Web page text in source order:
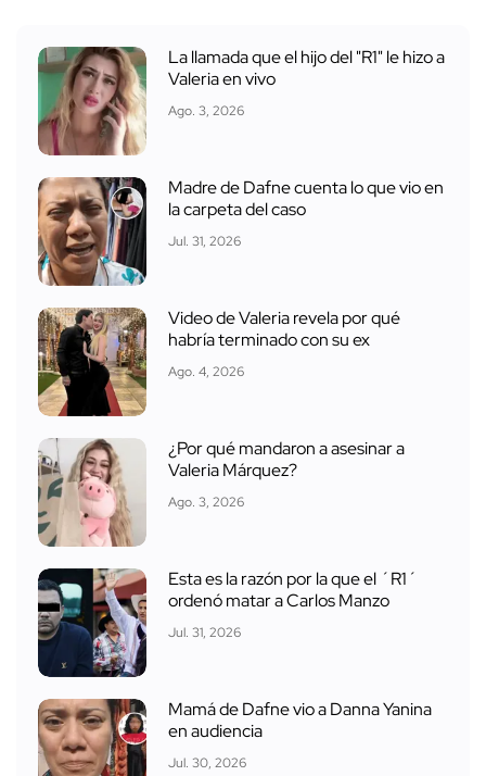
La llamada que el hijo del "R1" le hizo a
Valeria en vivo
Ago. 3, 2026
Madre de Dafne cuenta lo que vio en
la carpeta del caso
Jul. 31, 2026
Video de Valeria revela por qué
habría terminado con su ex
Ago. 4, 2026
¿Por qué mandaron a asesinar a
Valeria Márquez?
Ago. 3, 2026
Esta es la razón por la que el ´R1´
ordenó matar a Carlos Manzo
Jul. 31, 2026
Mamá de Dafne vio a Danna Yanina
en audiencia
Jul. 30, 2026